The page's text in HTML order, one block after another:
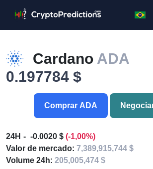
Cardano ADA
0.197784 $
Comprar ADA
24H -0.0020 $ (-1,00%)
Valor de mercado: 7,389,915,744 $
Volume 24h: 205,005,474 $